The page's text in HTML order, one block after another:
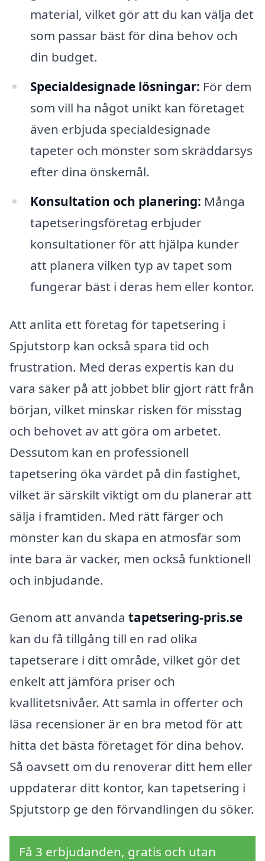
material, vilket gör att du kan välja det
som passar bäst för dina behov och
din budget.
Specialdesignade lösningar: För dem
som vill ha något unikt kan företaget
även erbjuda specialdesignade
tapeter och mönster som skräddarsys
efter dina önskemål.
Konsultation och planering: Många
tapetseringsföretag erbjuder
konsultationer för att hjälpa kunder
att planera vilken typ av tapet som
fungerar bäst i deras hem eller kontor.
Att anlita ett företag för tapetsering i
Spjutstorp kan också spara tid och
frustration. Med deras expertis kan du
vara säker på att jobbet blir gjort rätt från
början, vilket minskar risken för misstag
och behovet av att göra om arbetet.
Dessutom kan en professionell
tapetsering öka värdet på din fastighet,
vilket är särskilt viktigt om du planerar att
sälja i framtiden. Med rätt färger och
mönster kan du skapa en atmosfär som
inte bara är vacker, men också funktionell
och inbjudande.
Genom att använda tapetsering-pris.se
kan du få tillgång till en rad olika
tapetserare i ditt område, vilket gör det
enkelt att jämföra priser och
kvallitetsnivåer. Att samla in offerter och
läsa recensioner är en bra metod för att
hitta det bästa företaget för dina behov.
Så oavsett om du renoverar ditt hem eller
uppdaterar ditt kontor, kan tapetsering i
Spjutstorp ge den förvandlingen du söker.
Få 3 erbjudanden, gratis och utan